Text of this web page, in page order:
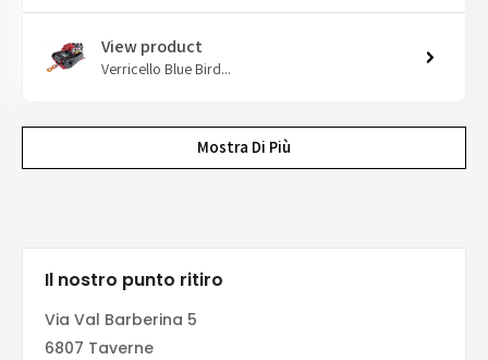
View product
Verricello Blue Bird...
Mostra Di Più
Il nostro punto ritiro
Via Val Barberina 5
6807 Taverne